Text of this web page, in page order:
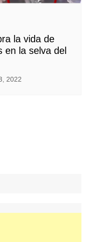
la vida de
en la selva del
2022